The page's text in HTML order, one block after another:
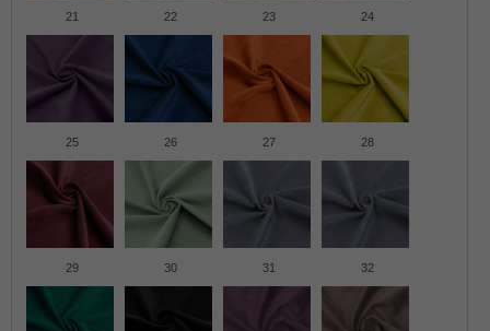
21 22 23 24
25 26 27 28
29 30 31 32